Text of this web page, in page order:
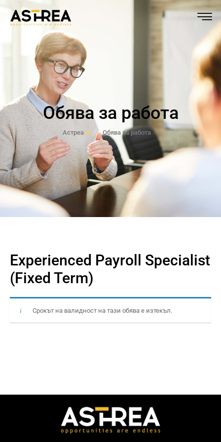
Обява за работа
Астреа Обява за работа
Experienced Payroll Specialist
(Fixed Term)
Срокът на валидност на тази обява е изтекъл.